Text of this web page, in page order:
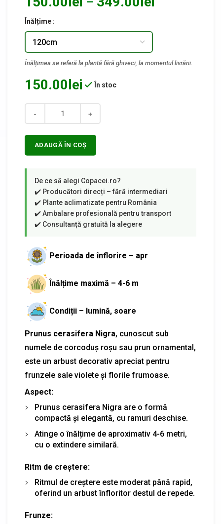
Înălțime
150.00lei În stoc
ADAUGĂ ÎN COȘ
Perioada de înflorire – apr
Înălțime maximă – 4-6 m
Condiții – lumină, soare
Prunus cerasifera Nigra, cunoscut sub
numele de corcoduș roșu sau prun ornamental,
este un arbust decorativ apreciat pentru
frunzele sale violete și florile frumoase.
Aspect:
Prunus cerasifera Nigra are o formă
compactă și elegantă, cu ramuri deschise.
Atinge o înălțime de aproximativ 4-6 metri,
cu o extindere similară.
Ritm de creștere:
Ritmul de creștere este moderat până rapid,
oferind un arbust înfloritor destul de repede.
Frunze: